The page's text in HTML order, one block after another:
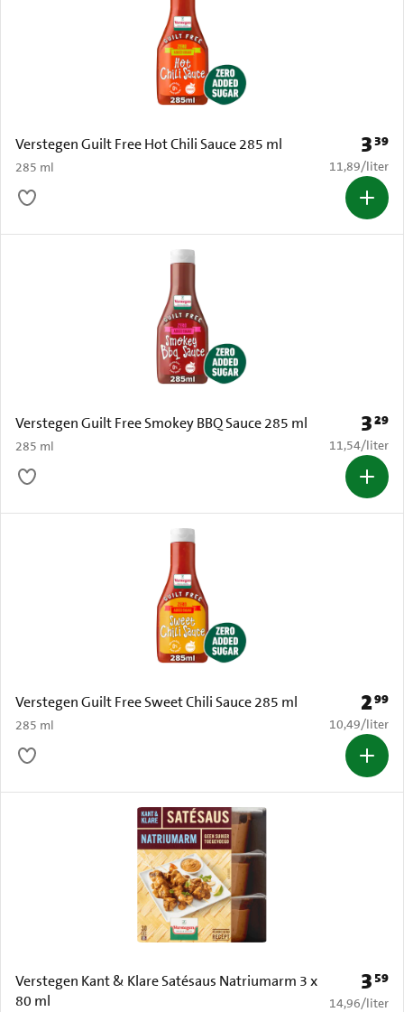
Verstegen Guilt Free Hot Chili Sauce 285 ml
285 ml
Prijs:
339
€ 11,89 per
11,89/liter
Verstegen Guilt Free Smokey BBQ Sauce 285 ml
285 ml
Prijs:
329
€ 11,54 per
11,54/liter
Verstegen Guilt Free Sweet Chili Sauce 285 ml
285 ml
Prijs:
299
€ 10,49 per
10,49/liter
Verstegen Kant & Klare Satésaus Natriumarm 3 x
80 ml
Prijs:
3 59
€ 14,96 per
14,96/liter